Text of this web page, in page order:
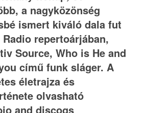
a nagyközönség
ismert kiváló dala fut
repertoárjában,
Source, Who is He and
című funk sláger. A
életrajza és
olvasható
and discogs